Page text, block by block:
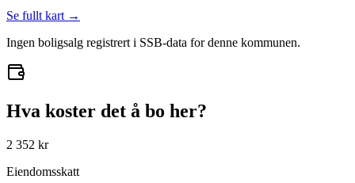
Se fullt kart →
Ingen boligsalg registrert i SSB-data for denne kommunen.
Hva koster det å bo her?
2 352 kr
Eiendomsskatt